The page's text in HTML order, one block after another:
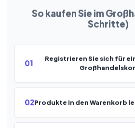
So kaufen Sie im
Schritte)
01
Registrieren Sie sich für
02Produkte in den Warenkorb